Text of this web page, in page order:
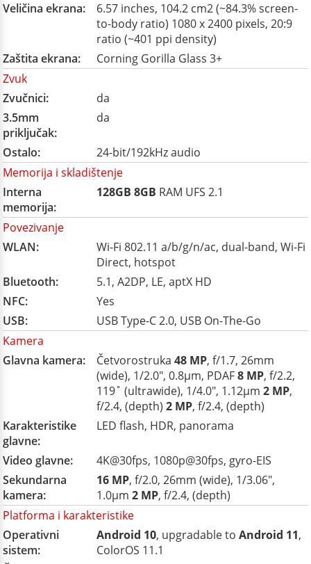
Veličina ekrana:
6.57 inches, 104.2 cm2 (~84.3% screen-
to-body ratio) 1080 x 2400 pixels, 20:9
ratio (~401 ppi density)
Zaštita ekrana:
Corning Gorilla Glass 3+
Zvuk
Zvučnici:
da
3.5mm
priključak:
da
Ostalo:
24-bit/192kHz audio
Memorija i skladištenje
Interna
memorija:
128GB 8GB RAM UFS 2.1
Povezivanje
WLAN:
Wi-Fi 802.11 a/b/g/n/ac, dual-band, Wi-Fi
Direct, hotspot
Bluetooth:
5.1, A2DP, LE, aptX HD
NFC:
Yes
USB:
USB Type-C 2.0, USB On-The-Go
Kamera
Glavna kamera:
Četvorostruka 48 MP, f/1.7, 26mm
(wide), 1/2.0", 0.8µm, PDAF8 MP, f/2.2,
119˚ (ultrawide), 1/4.0", 1.12µm 2 MP,
f/2.4, (depth) 2 MP, f/2.4, (depth)
Karakteristike
glavne:
LED flash, HDR, panorama
Video glavne:
4K@30fps, 1080p@30fps, gyro-EIS
Sekundarna
kamera:
16 MP, f/2.0, 26mm (wide), 1/3.06",
1.0µm 2 MP, f/2.4, (depth)
Platforma i karakteristike
Operativni
sistem:
Android 10, upgradable to Android 11,
ColorOS 11.1